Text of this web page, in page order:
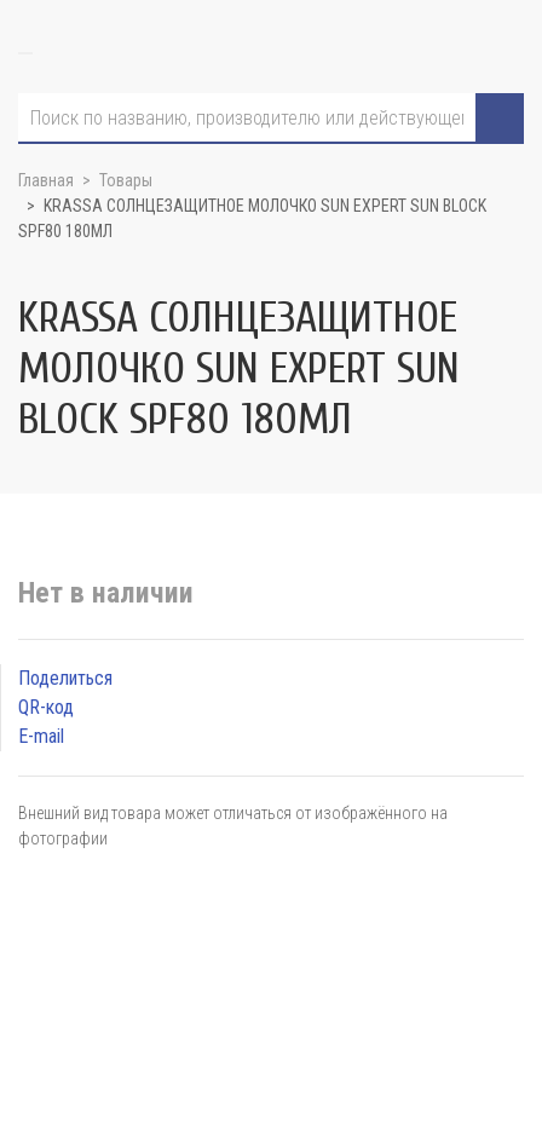
Главная
Товары
KRASSA СОЛНЦЕЗАЩИТНОЕ МОЛОЧКО SUN EXPERT SUN BLOCK
SPF80 180МЛ
KRASSA СОЛНЦЕЗАЩИТНОЕ
МОЛОЧКО SUN EXPERT SUN
BLOCK SPF80 180МЛ
Нет в наличии
Поделиться
QR-код
E-mail
Внешний вид товара может отличаться от изображённого на
фотографии